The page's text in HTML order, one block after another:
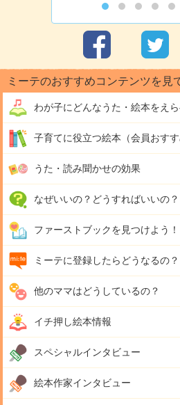
ミーテのおすすめコンテンツを見
わが子にどんなうた・絵本をえ
子育てに役立つ絵本（会員おすす
うた・読み聞かせの効果
なぜいいの？どうすればいいの？
ファーストブックを見つけよう！
ミーテに登録したらどうなるの？
他のママはどうしているの？
イチ押し絵本情報
スペシャルインタビュー
絵本作家インタビュー